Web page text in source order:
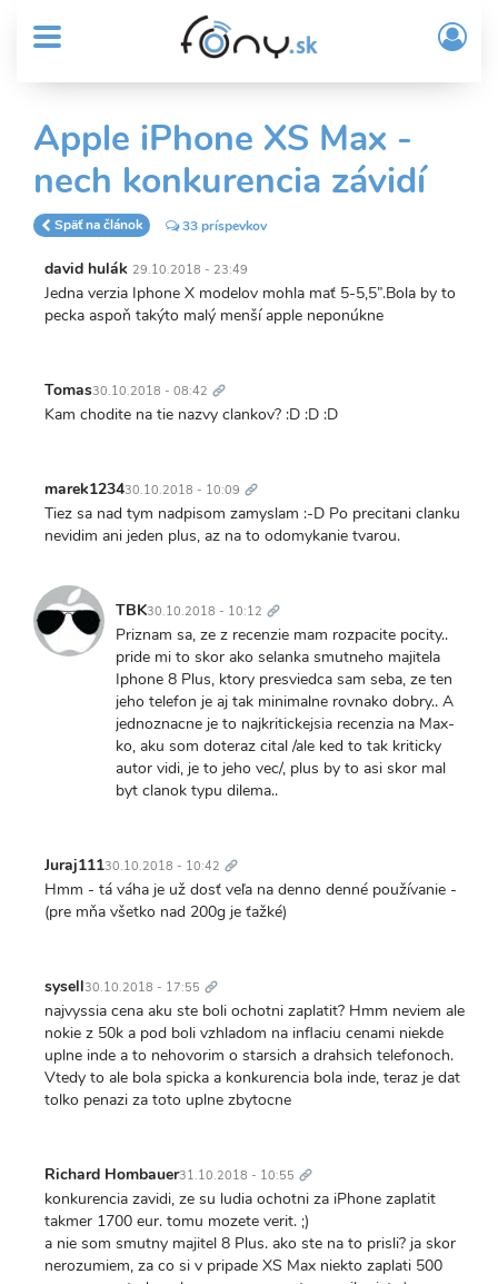
obsah
MENU
Sub
Header
menu
User
account
menu
/
Apple iPhone XS Max -
nech konkurencia závidí
Späť na článok 33 príspevkov
david hulák 29.10.2018 - 23:49
Jedna verzia Iphone X modelov mohla mať 5-5,5”.Bola by to
pecka aspoň takýto malý menší apple neponúkne
Tomas30.10.2018 - 08:42 odkaz
Kam chodite na tie nazvy clankov? :D :D :D
marek123430.10.2018 - 10:09 odkaz
Tiez sa nad tym nadpisom zamyslam :-D Po precitani clanku
nevidim ani jeden plus, az na to odomykanie tvarou.
TBK30.10.2018 - 10:12 odkaz
Priznam sa, ze z recenzie mam rozpacite pocity..
pride mi to skor ako selanka smutneho majitela
Iphone 8 Plus, ktory presviedca sam seba, ze ten
jeho telefon je aj tak minimalne rovnako dobry.. A
jednoznacne je to najkritickejsia recenzia na Max-
ko, aku som doteraz cital /ale ked to tak kriticky
autor vidi, je to jeho vec/, plus by to asi skor mal
byt clanok typu dilema..
Juraj11130.10.2018 - 10:42 odkaz
Hmm - tá váha je už dosť veľa na denno denné používanie -
(pre mňa všetko nad 200g je ťažké)
sysell30.10.2018 - 17:55 odkaz
najvyssia cena aku ste boli ochotni zaplatit? Hmm neviem ale
nokie z 50k a pod boli vzhladom na inflaciu cenami niekde
uplne inde a to nehovorim o starsich a drahsich telefonoch.
Vtedy to ale bola spicka a konkurencia bola inde, teraz je dat
tolko penazi za toto uplne zbytocne
Richard Hombauer31.10.2018 - 10:55 odkaz
konkurencia zavidi, ze su ludia ochotni za iPhone zaplatit
takmer 1700 eur. tomu mozete verit. ;)
a nie som smutny majitel 8 Plus. ako ste na to prisli? ja skor
nerozumiem, za co si v pripade XS Max niekto zaplati 500